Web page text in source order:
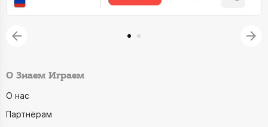
О Знаем Играем
О нас
Партнёрам